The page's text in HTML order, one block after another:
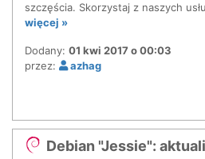
szczęścia. Skorzystaj z naszych
więcej »
Dodany: 01 kwi 2017 o 00:03
przez:
azhag
Debian "Jessie":